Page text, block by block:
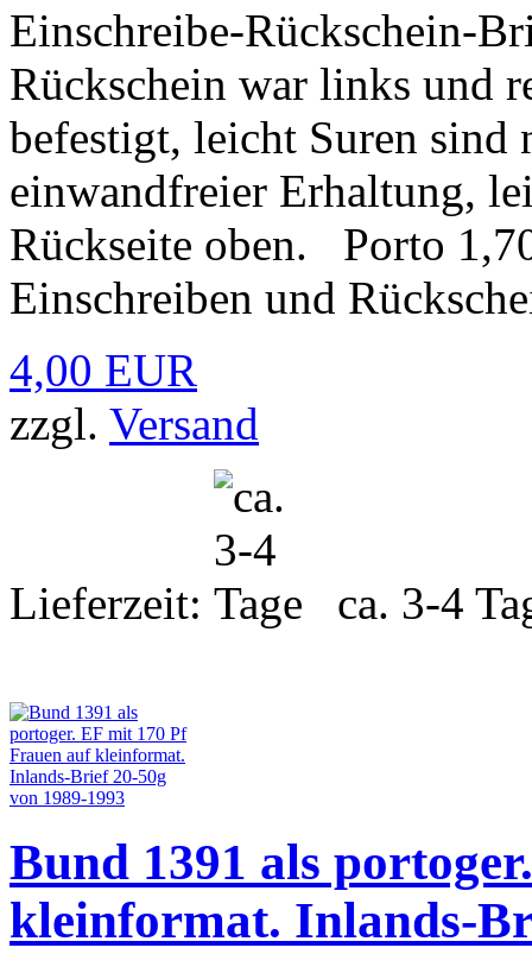
Einschreibe-Rückschein-
Rückschein war links und
befestigt, leicht Suren sind
einwandfreier Erhaltung,
Rückseite oben. Porto
Einschreiben und
4,00 EUR
zzgl. Versand
Lieferzeit: ca. 3-4
Bund 1391 als
kleinformat. Inlands-